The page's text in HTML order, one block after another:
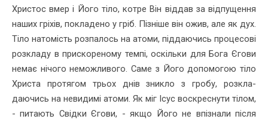
Христос вмер і Його тіло, котре Він віддав за відпущення
наших гріхів, покладено у гріб. Пізніше він ожив, але як дух.
Тіло натомість розпалось на атоми, піддаючись процесові
розкладу в прискореному темпі, оскіль­ки для Бога Єгови
немає нічого неможливого. Саме з Його допомогою тіло
Христа протягом трьох днів зникло з гробу, розкла­
даючись на невидимі атоми. Як міг Ісус воскреснути тілом,
- пи­тають Свідки Єгови, - якщо Його не впізнали після